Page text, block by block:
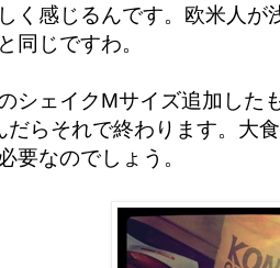
く感じるんです。欧米人
同じですわ。
シェイクMサイズ追加した
だらそれで終わります。大
要なのでしょう。